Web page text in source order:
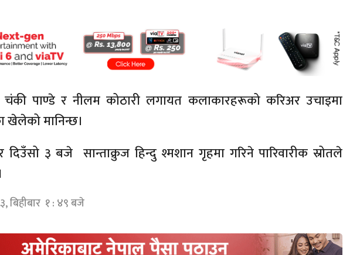
चंकी पाण्डे र नीलम कोठारी लगायत कलाकारहरूको करिअर उचाइमा
खेलेको मानिन्छ।
दिउँसो ३ बजे सान्ताक्रुज हिन्दु श्मशान गृहमा गरिने पारिवारीक स्रोतले
बिहीबार १ : ४९ बजे